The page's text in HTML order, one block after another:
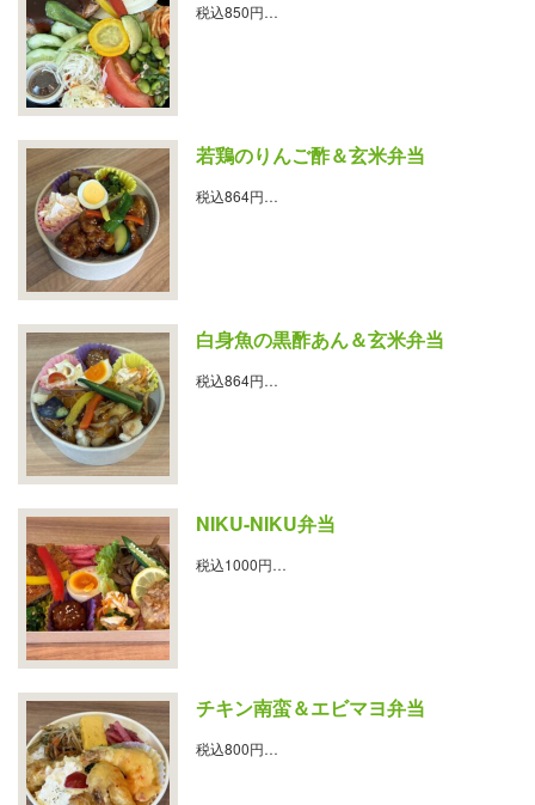
税込850円…
若鶏のりんご酢＆玄米弁当
税込864円…
白身魚の黒酢あん＆玄米弁当
税込864円…
NIKU-NIKU弁当
税込1000円…
チキン南蛮＆エビマヨ弁当
税込800円…